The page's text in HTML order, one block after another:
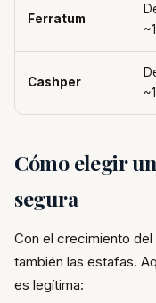
Ferratum
Cashper
Cómo elegir
segura
Con el crecimiento
también las estafas.
es legítima: